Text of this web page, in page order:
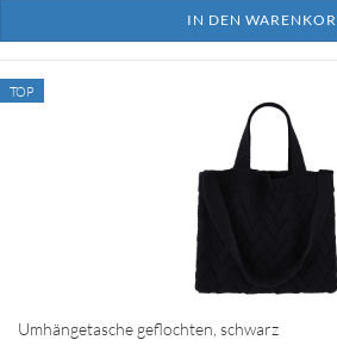
IN DEN
TOP
Umhängetasche geflochten, schwarz